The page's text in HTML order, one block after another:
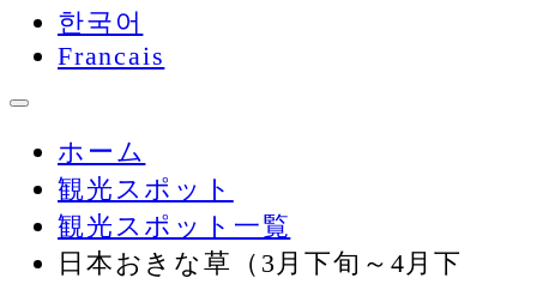
한국어
Francais
ホーム
観光スポット
観光スポット一覧
日本おきな草（3月下旬～4月下